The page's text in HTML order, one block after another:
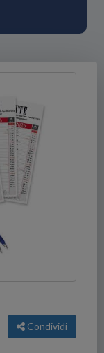
Condividi